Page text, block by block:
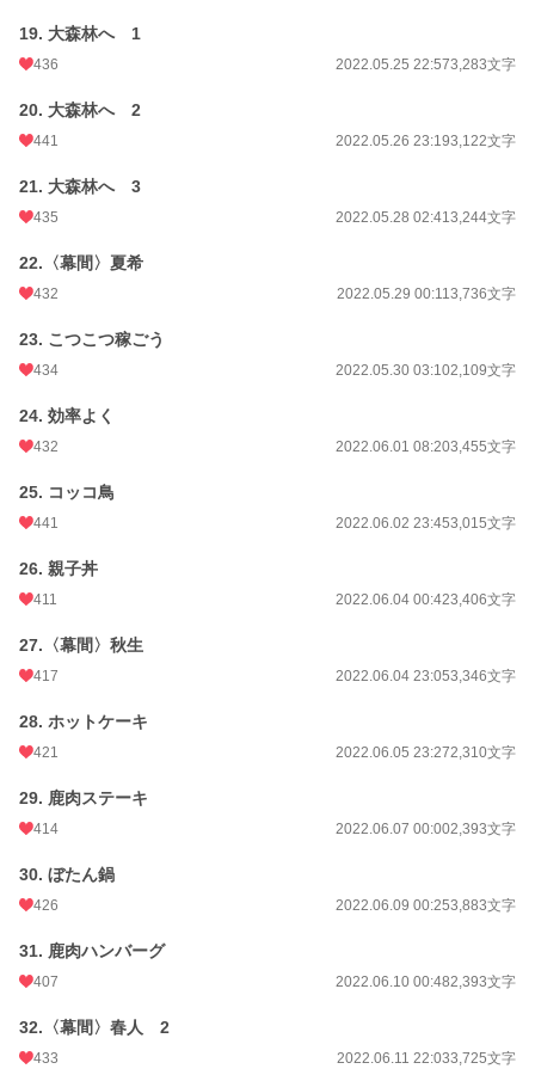
19. 大森林へ 1
436 2022.05.25 22:573,283文字
20. 大森林へ 2
441 2022.05.26 23:193,122文字
21. 大森林へ 3
435 2022.05.28 02:413,244文字
22.〈幕間〉夏希
432 2022.05.29 00:113,736文字
23. こつこつ稼ごう
434 2022.05.30 03:102,109文字
24. 効率よく
432 2022.06.01 08:203,455文字
25. コッコ鳥
441 2022.06.02 23:453,015文字
26. 親子丼
411 2022.06.04 00:423,406文字
27.〈幕間〉秋生
417 2022.06.04 23:053,346文字
28. ホットケーキ
421 2022.06.05 23:272,310文字
29. 鹿肉ステーキ
414 2022.06.07 00:002,393文字
30. ぼたん鍋
426 2022.06.09 00:253,883文字
31. 鹿肉ハンバーグ
407 2022.06.10 00:482,393文字
32.〈幕間〉春人 2
433 2022.06.11 22:033,725文字